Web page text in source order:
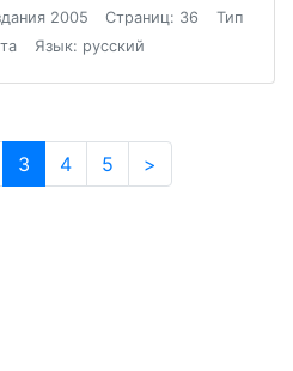
2005 Страниц: 36
Тип
Язык: русский
3 4 5 >